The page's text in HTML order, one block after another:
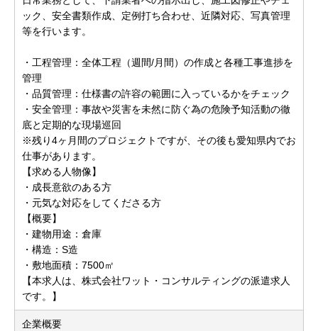
ック、安全書類作成、定例打ち合わせ、近隣対応、写真管理
等を行います。
・工程管理：全体工程（週間/月間）の作成と各種工事進捗を
管理
・品質管理：仕様書の許容の範囲に入っているかをチェック
・安全管理：事故や災害を未然に防ぐ為の危険予知活動の徹
底と定期的な現場巡回
※残り4ヶ月間のプロジェクトですが、その後も愛知県内でお
仕事があります。
【求める人物像】
・成長意欲のある方
・元気な対応をしてくださる方
【概要】
・建物用途：倉庫
・構造：S造
・敷地面積：7500㎡
【本求人は、株式会社ワット・コンサルティングの派遣求人
です。】
企業概要